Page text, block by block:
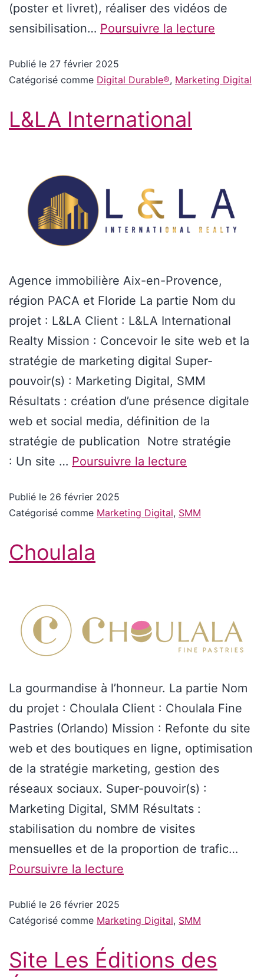
(poster et livret), réaliser des vidéos de
sensibilisation… Poursuivre la lecture
Publié le 27 février 2025
Catégorisé comme Digital Durable®, Marketing Digital
L&LA International
Agence immobilière Aix-en-Provence,
région PACA et Floride La partie Nom du
projet : L&LA Client : L&LA International
Realty Mission : Concevoir le site web et la
stratégie de marketing digital Super-
pouvoir(s) : Marketing Digital, SMM
Résultats : création d’une présence digitale
web et social media, définition de la
stratégie de publication Notre stratégie
: Un site … Poursuivre la lecture
Publié le 26 février 2025
Catégorisé comme Marketing Digital, SMM
Choulala
La gourmandise à l’honneur. La partie Nom
du projet : Choulala Client : Choulala Fine
Pastries (Orlando) Mission : Refonte du site
web et des boutiques en ligne, optimisation
de la stratégie marketing, gestion des
réseaux sociaux. Super-pouvoir(s) :
Marketing Digital, SMM Résultats :
stabilisation du nombre de visites
mensuelles et de la proportion de trafic…
Poursuivre la lecture
Publié le 26 février 2025
Catégorisé comme Marketing Digital, SMM
Site Les Éditions des